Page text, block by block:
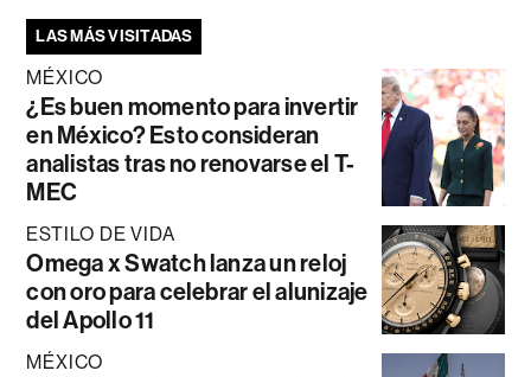
LAS MÁS VISITADAS
MÉXICO
¿Es buen momento para invertir
en México? Esto consideran
analistas tras no renovarse el T-
MEC
ESTILO DE VIDA
Omega x Swatch lanza un reloj
con oro para celebrar el alunizaje
del Apollo 11
MÉXICO